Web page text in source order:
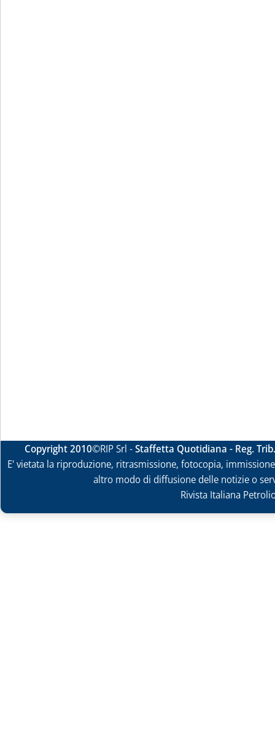
Copyright 2010©RIP Srl -Staffetta Quotidiana - Reg.
E' vietata la riproduzione, ritrasmissione, fotocopia,
altro modo di diffusione delle notizie o
Rivista Italiana